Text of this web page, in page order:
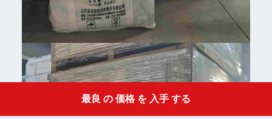
最良 の 価格 を 入手 する
Get a Quote